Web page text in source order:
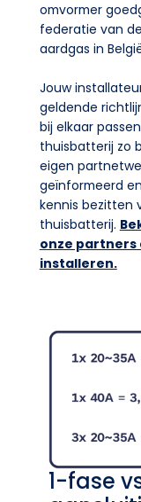
omvormer
federatie van
aardgas in
Jouw
geldende
bij elkaar
thuisbatterij zo
eigen
geïnformeerd
kennis bezitten
thuisbatterij.
onze
installeren.
1-fase